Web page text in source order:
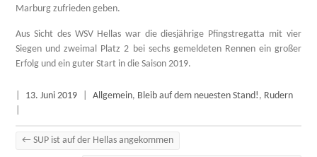
Marburg zufrieden geben.
Aus Sicht des WSV Hellas war die diesjährige Pfingstregatta mit vier
Siegen und zweimal Platz 2 bei sechs gemeldeten Rennen ein großer
Erfolg und ein guter Start in die Saison 2019.
13. Juni 2019 Allgemein, Bleib auf dem neuesten Stand! , Rudern
← SUP ist auf der Hellas angekommen